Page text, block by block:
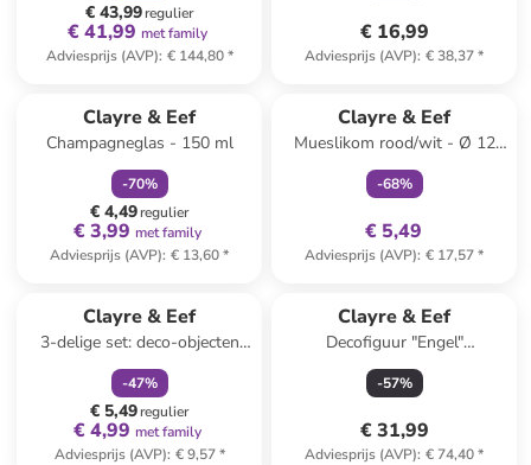
€ 43,99regulier
€ 41,99 met family
Adviesprijs (AVP): € 144,80*
€ 16,99
Adviesprijs (AVP): € 38,37*
Clayre & Eef
Champagneglas - 150 ml
-70%
€ 4,49regulier
€ 3,99 met family
Adviesprijs (AVP): € 13,60*
Clayre & Eef
Mueslikom rood/wit - Ø 12
cm
-68%
€ 5,49
Adviesprijs (AVP): € 17,57*
Clayre & Eef
3-delige set: deco-objecten
"Pompoen" oranje/geel - (H)4
cm
-47%
€ 5,49regulier
€ 4,99 met family
Adviesprijs (AVP): € 9,57*
Clayre & Eef
Decofiguur "Engel"
beige/goudkleurig - (B)23 x
(H)47 x (D)12 cm
-57%
€ 31,99
Adviesprijs (AVP): € 74,40*